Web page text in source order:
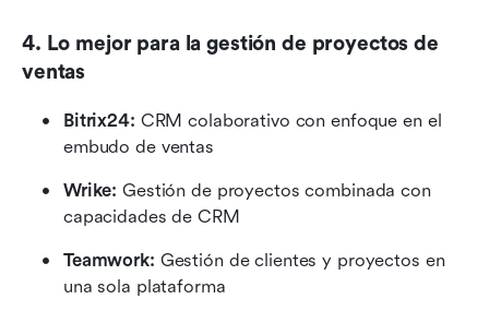
4. Lo mejor para la gestión de proyectos de
ventas
Bitrix24: CRM colaborativo con enfoque en el
embudo de ventas
Wrike: Gestión de proyectos combinada con
capacidades de CRM
Teamwork: Gestión de clientes y proyectos en
una sola plataforma